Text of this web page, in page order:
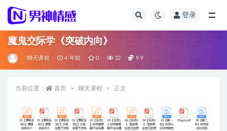
登录
魔鬼交际学《突破内向》
聊天课程 4 年前 0 32 9.9
当前位置： 首页 聊天课程 正文